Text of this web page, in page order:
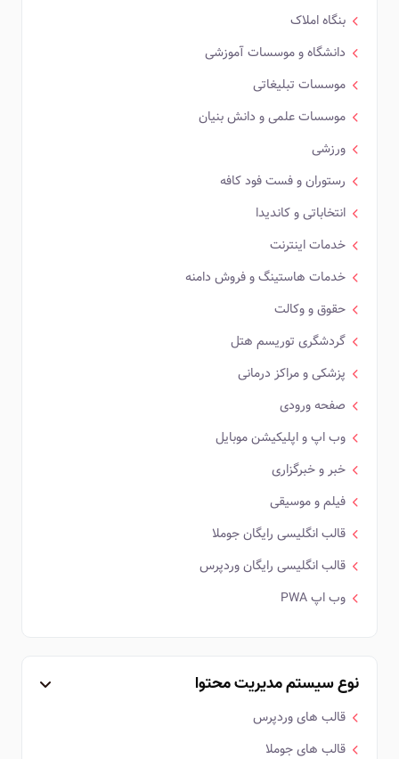
بنگاه املاک
دانشگاه و موسسات آموزشی
موسسات تبلیغاتی
موسسات علمی و دانش بنیان
ورزشی
رستوران و فست فود کافه
انتخاباتی و کاندیدا
خدمات اینترنت
خدمات هاستینگ و فروش دامنه
حقوق و وکالت
گردشگری توریسم هتل
پزشکی و مراکز درمانی
صفحه ورودی
وب اپ و اپلیکیشن موبایل
خبر و خبرگزاری
فیلم و موسیقی
قالب انگلیسی رایگان جوملا
قالب انگلیسی رایگان وردپرس
وب اپ PWA
نوع سیستم مدیریت محتوا
قالب های وردپرس
قالب های جوملا